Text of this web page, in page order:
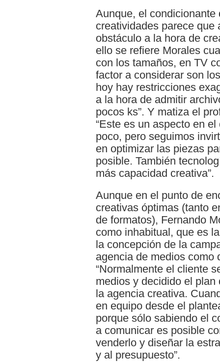
Aunque, el condicionante
creatividades parece
obstáculo a la hora de
ello se refiere Morales
con los tamaños, en TV
factor a considerar son
hoy hay restricciones
a la hora de admitir
pocos ks”. Y matiza el
“Este es un aspecto en
poco, pero seguimos
en optimizar las piezas
posible. También
más capacidad creativa”.
Aunque en el punto de
creativas óptimas (tanto
de formatos), Fernando
como inhabitual, que es
la concepción de la
agencia de medios como
“Normalmente el cliente
medios y decidido el
la agencia creativa.
en equipo desde el
porque sólo sabiendo el
a comunicar es posible
venderlo y diseñar la
y al presupuesto”.